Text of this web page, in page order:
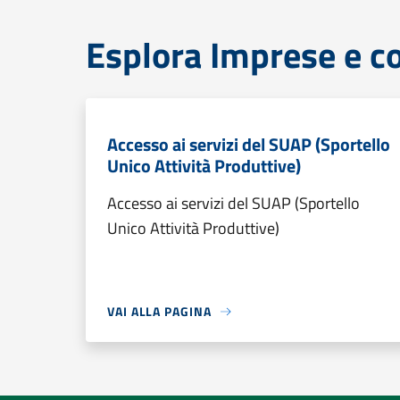
Esplora Imprese e
Accesso ai servizi del SUAP (Sportello
Unico Attività Produttive)
Accesso ai servizi del SUAP (Sportello
Unico Attività Produttive)
VAI ALLA PAGINA